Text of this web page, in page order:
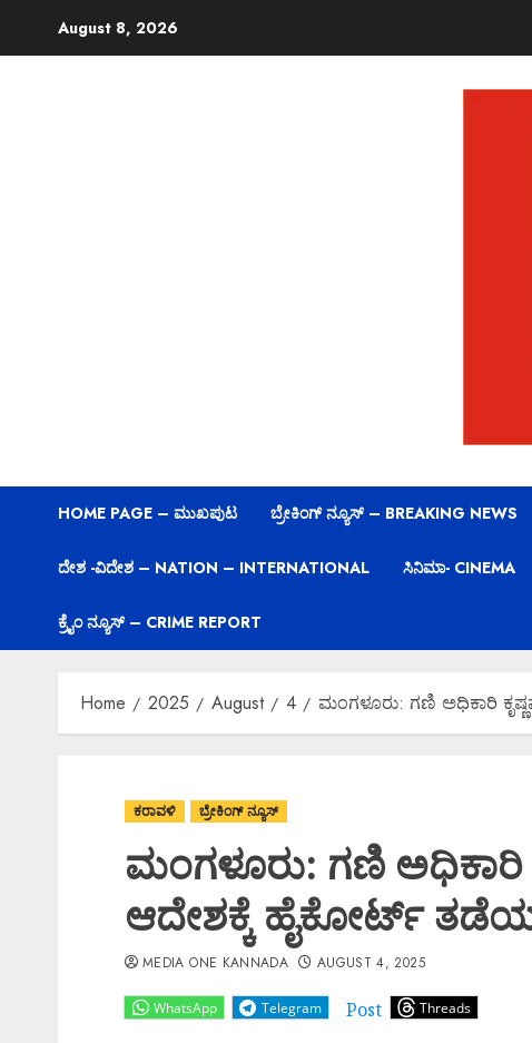
August 8, 2026
HOME PAGE – ಮುಖಪುಟ ಬ್ರೇಕಿಂಗ್ ನ್ಯೂಸ್ – BREAKING NEWS
ದೇಶ -ವಿದೇಶ – NATION – INTERNATIONAL ಸಿನಿಮಾ- CINEMA
ಕ್ರೈಂ ನ್ಯೂಸ್ – CRIME REPORT
Home 2025 August 4 ಮಂಗಳೂರು: ಗಣಿ ಅಧಿಕಾರಿ
ಕರಾವಳಿ ಬ್ರೇಕಿಂಗ್ ನ್ಯೂಸ್
ಮಂಗಳೂರು: ಗಣಿ ಅಧಿಕಾರಿ
ಆದೇಶಕ್ಕೆ ಹೈಕೋರ್ಟ್
WhatsApp Telegram Post Threads
MEDIA ONE KANNADA AUGUST 4, 2025